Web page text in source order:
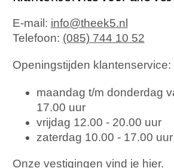
E-mail: info@theek5.nl
Telefoon: (085) 744 10 52
Openingstijden klantenservice:
maandag t/m donderdag
17.00 uur
vrijdag 12.00 - 20.00 uur
zaterdag 10.00 - 17.00 uur
Onze vestigingen vind je hier.